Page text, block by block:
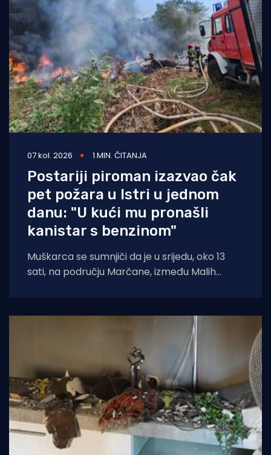
07 kol. 2026 1 MIN. ČITANJA
Postariji piroman izazvao čak
pet požara u Istri u jednom
danu: "U kući mu pronašli
kanistar s benzinom"
Muškarca se sumnjiči da je u srijedu, oko 13
sati, na području Marčane, između Malih